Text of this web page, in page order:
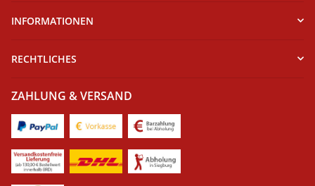
INFORMATIONEN
RECHTLICHES
ZAHLUNG & VERSAND